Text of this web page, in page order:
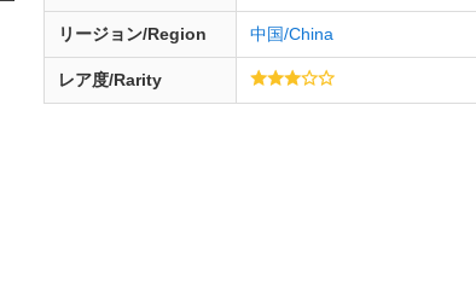
リージョン/Region 中国/China
レア度/Rarity